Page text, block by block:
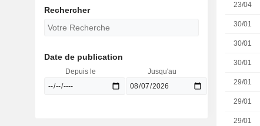
23/04
30/01
30/01
30/01
29/01
29/01
29/01
Rechercher
Date de publication
Depuis le Jusqu'au